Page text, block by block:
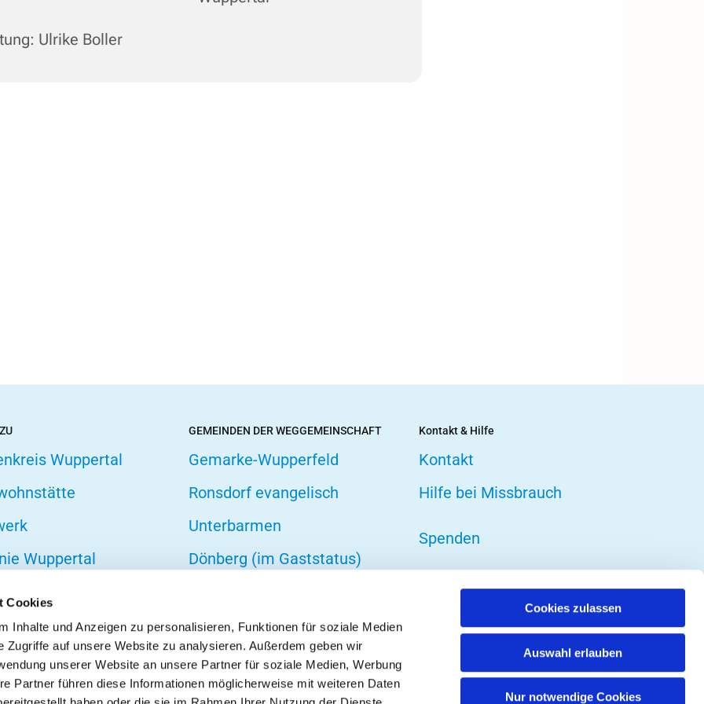
Cookies
Inhalte und Anzeigen zu personalisieren, Funktionen für soziale Medien
Zugriffe auf unsere Website zu analysieren. Außerdem geben wir
unserer Website an unsere Partner für soziale Medien, Werbung
Partner führen diese Informationen möglicherweise mit weiteren Daten
Cookies zulassen
Auswahl erlauben
Nur notwendige Cookies
Ulrike Boller
Wuppertal
Wuppertal
GEMEINDEN DER WEGGEMEINSCHAFT
Gemarke-Wupperfeld
Ronsdorf evangelisch
Unterbarmen
Dönberg (im Gaststatus)
Kontakt & Hilfe
Kontakt
Hilfe bei Missbrauch
Spenden